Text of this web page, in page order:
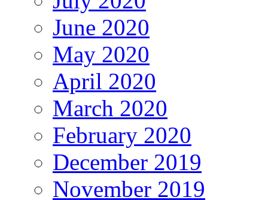
June 2020
May 2020
April 2020
March 2020
February 2020
December 2019
November 2019